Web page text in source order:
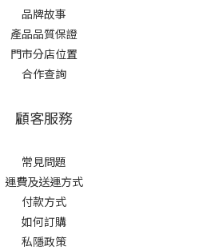
品牌故事
產品品質保證
門市分店位置
合作查詢
顧客服務
常見問題
運費及送運方式
付款方式
如何訂購
私隱政策